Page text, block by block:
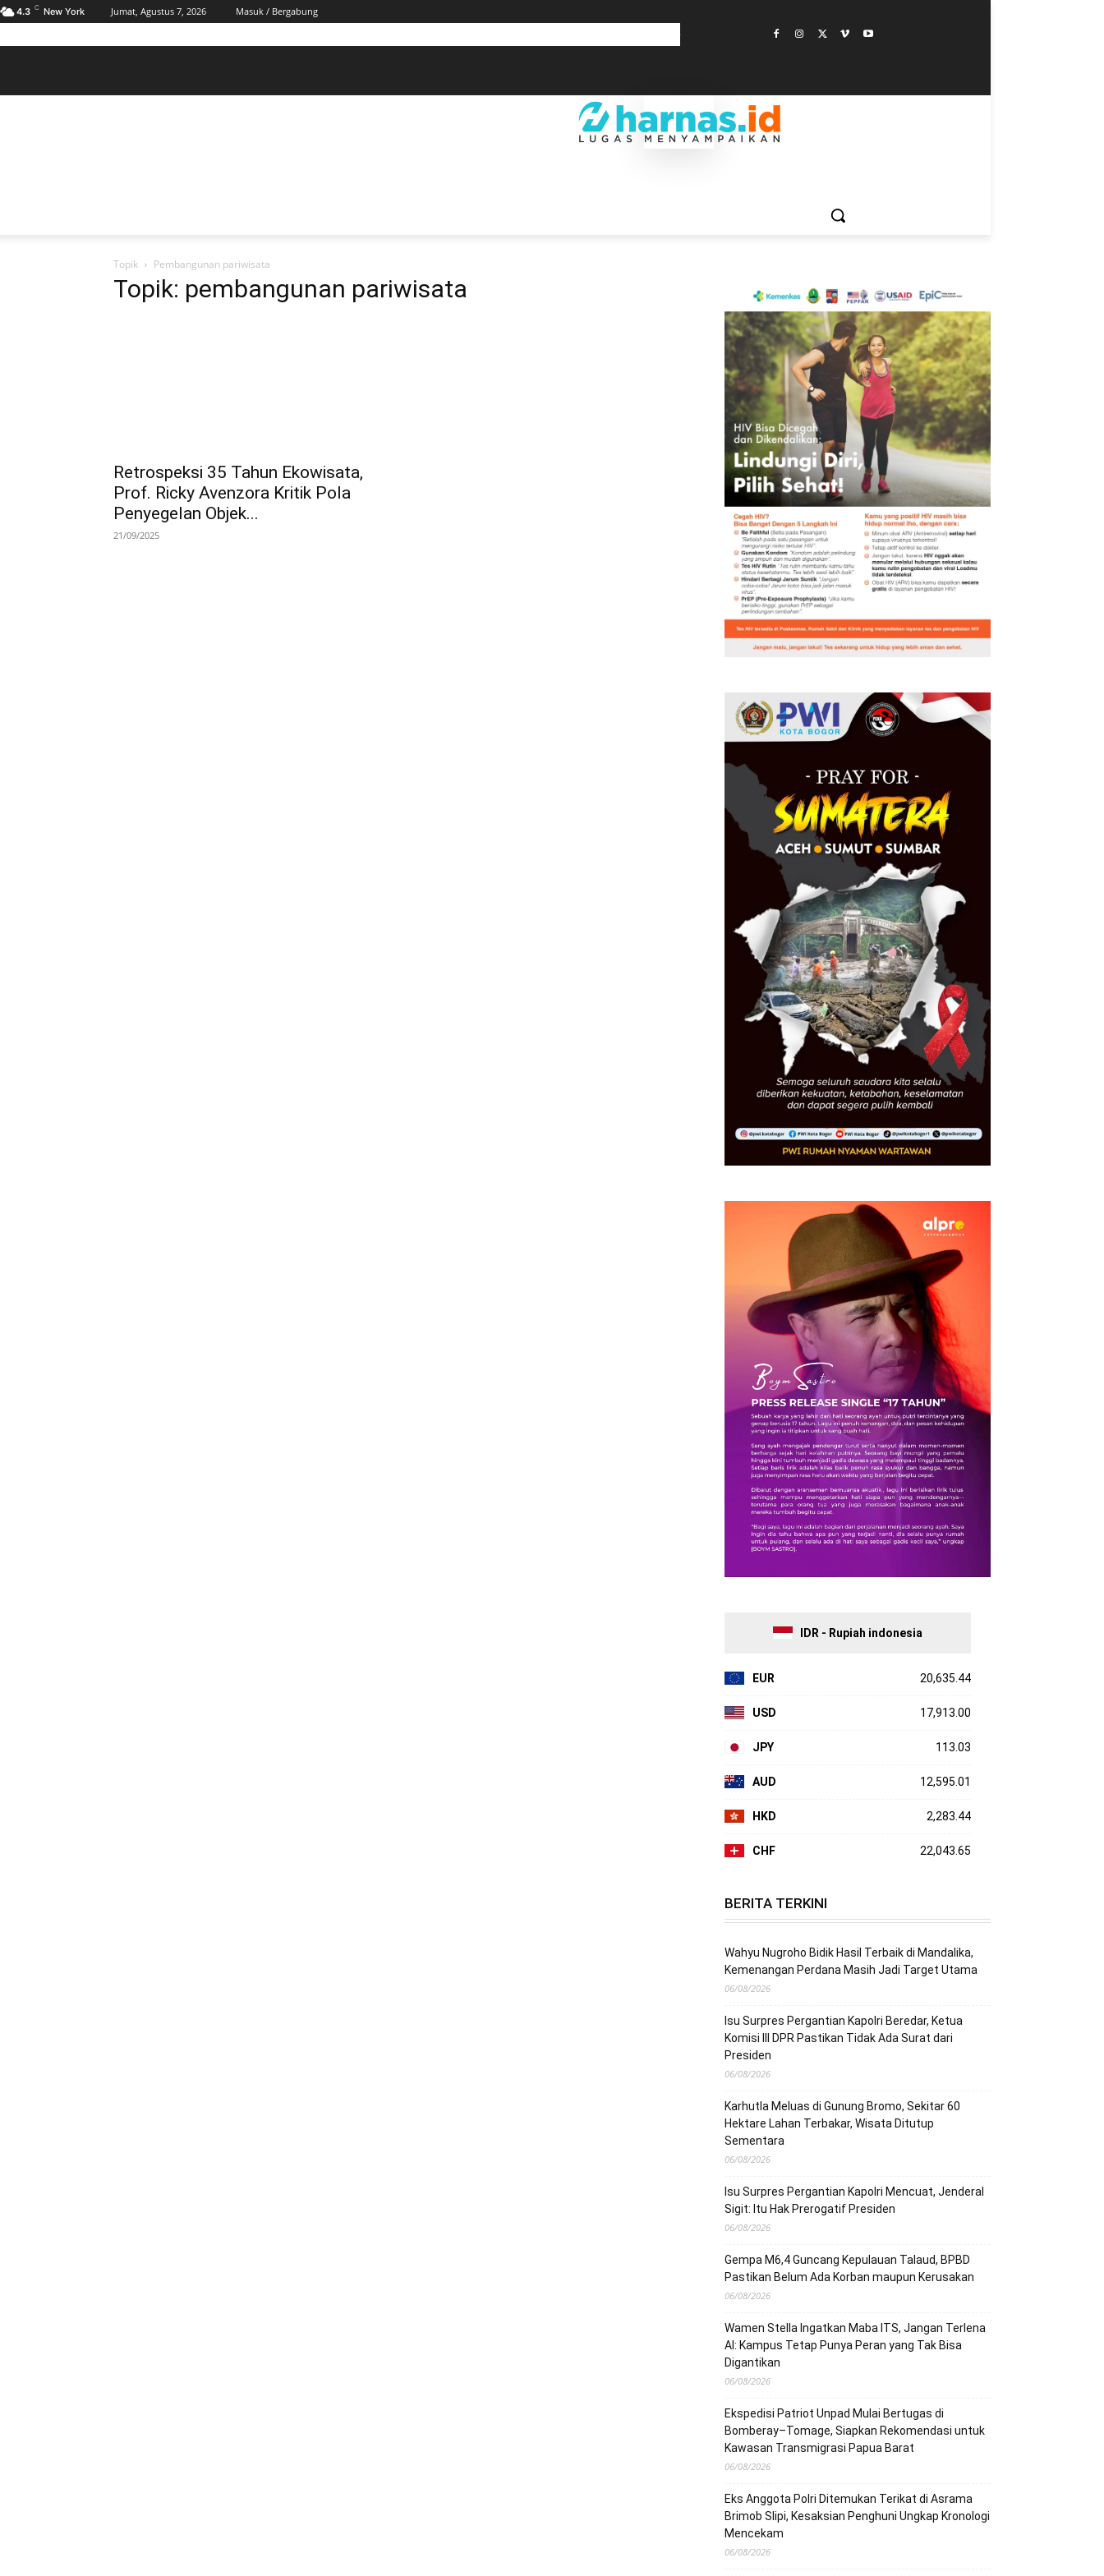
4.3 C New York Jumat, Agustus 7, 2026
Masuk / Bergabung
Topik Pembangunan pariwisata
Topik: pembangunan pariwisata
Retrospeksi 35 Tahun Ekowisata,
Prof. Ricky Avenzora Kritik Pola
Penyegelan Objek...
21/09/2025
IDR - Rupiah indonesia
EUR 20,635.44
USD 17,913.00
JPY 113.03
AUD 12,595.01
HKD 2,283.44
CHF 22,043.65
BERITA TERKINI
Wahyu Nugroho Bidik Hasil Terbaik di Mandalika,
Kemenangan Perdana Masih Jadi Target Utama
06/08/2026
Isu Surpres Pergantian Kapolri Beredar, Ketua
Komisi III DPR Pastikan Tidak Ada Surat dari
Presiden
06/08/2026
Karhutla Meluas di Gunung Bromo, Sekitar 60
Hektare Lahan Terbakar, Wisata Ditutup
Sementara
06/08/2026
Isu Surpres Pergantian Kapolri Mencuat, Jenderal
Sigit: Itu Hak Prerogatif Presiden
06/08/2026
Gempa M6,4 Guncang Kepulauan Talaud, BPBD
Pastikan Belum Ada Korban maupun Kerusakan
06/08/2026
Wamen Stella Ingatkan Maba ITS, Jangan Terlena
AI: Kampus Tetap Punya Peran yang Tak Bisa
Digantikan
06/08/2026
Ekspedisi Patriot Unpad Mulai Bertugas di
Bomberay–Tomage, Siapkan Rekomendasi untuk
Kawasan Transmigrasi Papua Barat
06/08/2026
Eks Anggota Polri Ditemukan Terikat di Asrama
Brimob Slipi, Kesaksian Penghuni Ungkap Kronologi
Mencekam
06/08/2026